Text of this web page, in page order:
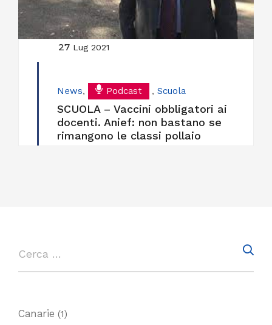
27 Lug 2021
News, Podcast , Scuola
SCUOLA – Vaccini obbligatori ai
docenti. Anief: non bastano se
rimangono le classi pollaio
Canarie (1)